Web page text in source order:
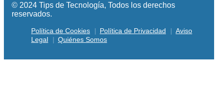
© 2024 Tips de Tecnología, Todos los derechos
reservados.
Política de Cookies Política de Privacidad
Aviso
Legal
Quiénes Somos